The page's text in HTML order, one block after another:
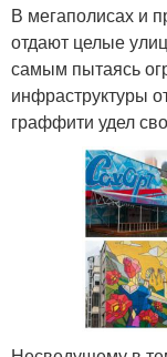
В мегаполисах и
отдают целые
самым пытаясь
инфраструктуры
граффити удел